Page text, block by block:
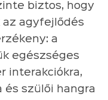
biztos, hogy
az agyfejlődés
a
egészséges
interakciókra,
és szülői hangra